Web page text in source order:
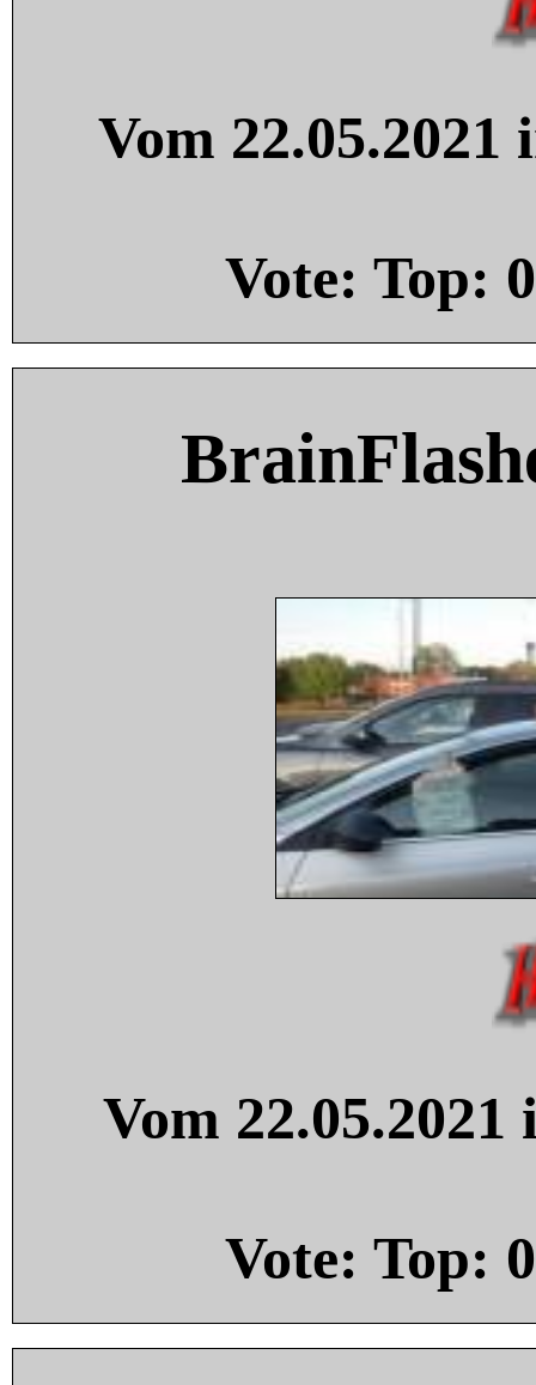
Vom
Vote: Top: 0
Vom
Vote: Top: 0